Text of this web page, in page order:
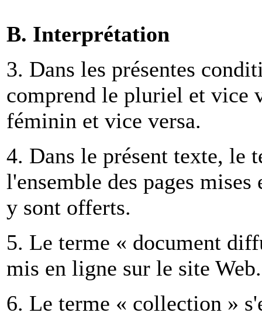
B. Interprétation
3. Dans les présentes
comprend le pluriel et vice
féminin et vice versa.
4. Dans le présent texte, le
l'ensemble des pages
y sont offerts.
5. Le terme « document
mis en ligne sur le site Web.
6. Le terme « collection »